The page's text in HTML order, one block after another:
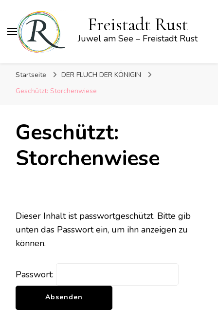
Freistadt Rust
Juwel am See – Freistadt Rust
Startseite
DER FLUCH DER KÖNIGIN
Geschützt: Storchenwiese
Geschützt:
Storchenwiese
Dieser Inhalt ist passwortgeschützt. Bitte gib
unten das Passwort ein, um ihn anzeigen zu
können.
Passwort: